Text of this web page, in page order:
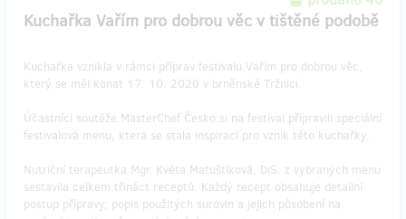
Kuchařka Vařím pro dobrou věc v tištěné podobě
Kuchařka vznikla v rámci příprav festivalu Vařím pro dobrou věc,
který se měl konat 17. 10. 2020 v brněnské Tržnici.
Účastníci soutěže MasterChef Česko si na festival připravili speciální
festivalová menu, která se stala inspirací pro vznik této kuchařky.
Nutriční terapeutka Mgr. Květa Matuštíková, DiS. z vybraných menu
sestavila celkem třináct receptů. Každý recept obsahuje detailní
postup přípravy, popis použitých surovin a jejich působení na